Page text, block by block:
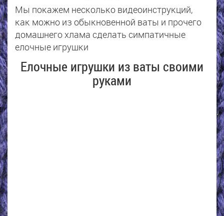
Мы покажем несколько видеоинструкций,
как можно из обыкновенной ваты и прочего
домашнего хлама сделать симпатичные
елочные игрушки
Елочные игрушки из ваты своими
руками